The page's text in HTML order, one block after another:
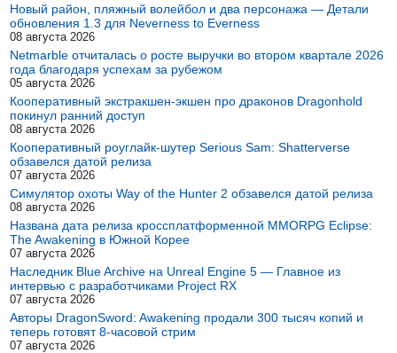
Новый район, пляжный волейбол и два персонажа — Детали
обновления 1.3 для Neverness to Everness
08 августа 2026
Netmarble отчиталась о росте выручки во втором квартале 2026
года благодаря успехам за рубежом
05 августа 2026
Кооперативный экстракшен-экшен про драконов Dragonhold
покинул ранний доступ
08 августа 2026
Кооперативный роуглайк-шутер Serious Sam: Shatterverse
обзавелся датой релиза
07 августа 2026
Симулятор охоты Way of the Hunter 2 обзавелся датой релиза
08 августа 2026
Названа дата релиза кроссплатформенной MMORPG Eclipse:
The Awakening в Южной Корее
07 августа 2026
Наследник Blue Archive на Unreal Engine 5 — Главное из
интервью с разработчиками Project RX
07 августа 2026
Авторы DragonSword: Awakening продали 300 тысяч копий и
теперь готовят 8-часовой стрим
07 августа 2026